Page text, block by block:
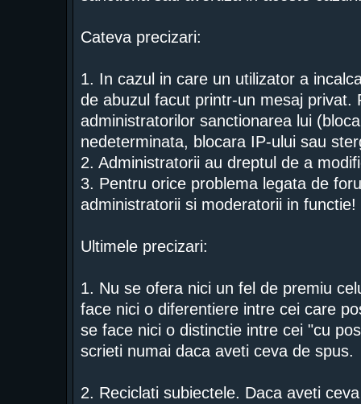
Cateva precizari:
1. In cazul in care un utilizator a
de abuzul facut printr-un mesaj
administratorilor sanctionarea lui
nedeterminata, blocara IP-ului sau
2. Administratorii au dreptul de a
3. Pentru orice problema legata de
administratorii si moderatorii in functie!
Ultimele precizari:
1. Nu se ofera nici un fel de premiu
face nici o diferentiere intre cei care
se face nici o distinctie intre cei "cu
scrieti numai daca aveti ceva de spus.
2. Reciclati subiectele. Daca aveti